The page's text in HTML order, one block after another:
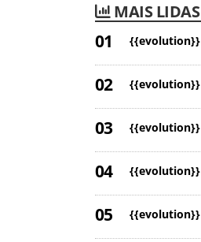
MAIS LIDAS
{{evolution}}
{{evolution}}
{{evolution}}
{{evolution}}
{{evolution}}